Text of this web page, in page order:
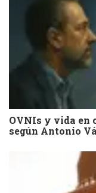
OVNIs y vida en
según Antonio